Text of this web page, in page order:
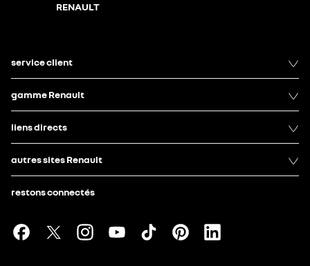
RENAULT
service client
gamme Renault
liens directs
autres sites Renault
restons connectés